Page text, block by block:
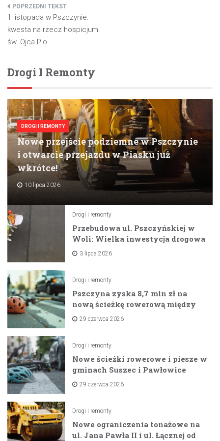
Nawigacja
wpisu
1 listopada w Pszczynie:
kwesta na rzecz hospicjum
św. Ojca Pio
Drogi I Remonty
DROGI I REMONTY
Nowe przejście podziemne w Pszczynie
i otwarcie przejazdu w Piasku już
wkrótce!
10 lipca 2026
Drogi i remonty
Przebudowa ul. Pszczyńskiej w
Woli: Wielka inwestycja drogowa
na horyzoncie
3 lipca 2026
Drogi i remonty
Pszczyna zyska 8,7 mln zł na
nową ścieżkę rowerową między
zaporami
29 czerwca 2026
Drogi i remonty
Nowe ścieżki rowerowe i piesze w
gminach Suszec i Pawłowice
dzięki unijnemu wsparciu
29 czerwca 2026
Drogi i remonty
Nowe ograniczenia tonażowe na
ul. Jana Pawła II i ul. Łącznej od